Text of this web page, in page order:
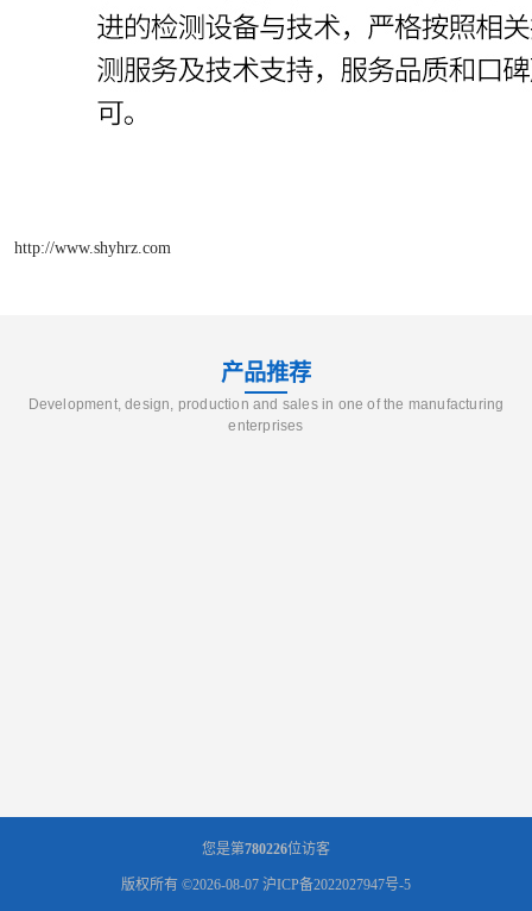
http://www.shyhrz.com
产品推荐
Development, design, production and sales in one of the manufacturing
enterprises
您是第780226位访客
版权所有 ©2026-08-07 沪ICP备2022027947号-5